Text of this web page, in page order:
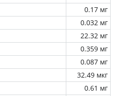
0.17 мг
0.032 мг
22.32 мг
0.359 мг
0.087 мг
32.49 мкг
0.61 мг